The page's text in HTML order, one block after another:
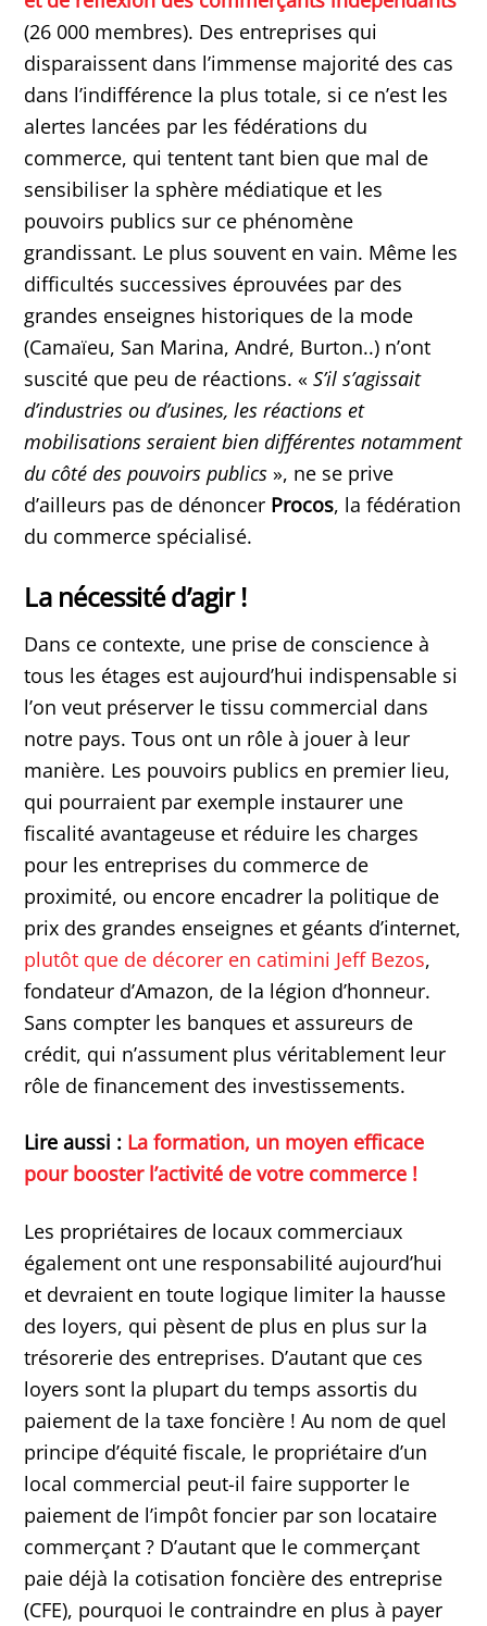
(26 000 membres). Des entreprises qui
disparaissent dans l’immense majorité des cas
dans l’indifférence la plus totale, si ce n’est les
alertes lancées par les fédérations du
commerce, qui tentent tant bien que mal de
sensibiliser la sphère médiatique et les
pouvoirs publics sur ce phénomène
grandissant. Le plus souvent en vain. Même les
difficultés successives éprouvées par des
grandes enseignes historiques de la mode
(Camaïeu, San Marina, André, Burton..) n’ont
suscité que peu de réactions. «S’il s’agissait
d’industries ou d’usines, les réactions et
mobilisations seraient bien différentes notamment
du côté des pouvoirs publics », ne se prive
d’ailleurs pas de dénoncer Procos, la fédération
du commerce spécialisé.
La nécessité d’agir !
Dans ce contexte, une prise de conscience à
tous les étages est aujourd’hui indispensable si
l’on veut préserver le tissu commercial dans
notre pays. Tous ont un rôle à jouer à leur
manière. Les pouvoirs publics en premier lieu,
qui pourraient par exemple instaurer une
fiscalité avantageuse et réduire les charges
pour les entreprises du commerce de
proximité, ou encore encadrer la politique de
prix des grandes enseignes et géants d’internet,
plutôt que de décorer en catimini Jeff Bezos,
fondateur d’Amazon, de la légion d’honneur.
Sans compter les banques et assureurs de
crédit, qui n’assument plus véritablement leur
rôle de financement des investissements.
Lire aussi : La formation, un moyen efficace
pour booster l’activité de votre commerce !
Les propriétaires de locaux commerciaux
également ont une responsabilité aujourd’hui
et devraient en toute logique limiter la hausse
des loyers, qui pèsent de plus en plus sur la
trésorerie des entreprises. D’autant que ces
loyers sont la plupart du temps assortis du
paiement de la taxe foncière ! Au nom de quel
principe d’équité fiscale, le propriétaire d’un
local commercial peut-il faire supporter le
paiement de l’impôt foncier par son locataire
commerçant ? D’autant que le commerçant
paie déjà la cotisation foncière des entreprise
(CFE), pourquoi le contraindre en plus à payer